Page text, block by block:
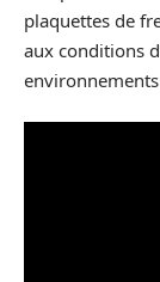
plaquettes de
aux conditions